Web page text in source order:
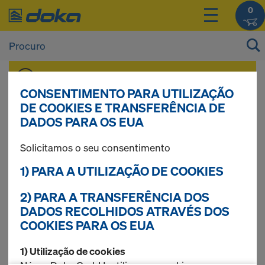
0
Iniciar sessão.
Prumos
17 produtos encontrados
Mais procurados
Prumo Doka Eurex 20 top
CONSENTIMENTO PARA UTILIZAÇÃO
DE COOKIES E TRANSFERÊNCIA DE
DADOS PARA OS EUA
Solicitamos o seu consentimento
1) PARA A UTILIZAÇÃO DE COOKIES
2) PARA A TRANSFERÊNCIA DOS
DADOS RECOLHIDOS ATRAVÉS DOS
COOKIES PARA OS EUA
1) Utilização de cookies